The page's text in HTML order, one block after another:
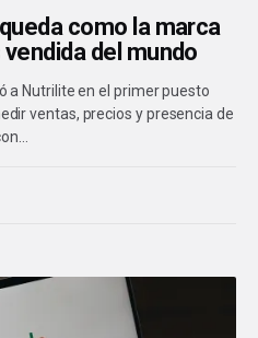
como la marca
del mundo
a Nutrilite en el primer puesto
ventas, precios y presencia de